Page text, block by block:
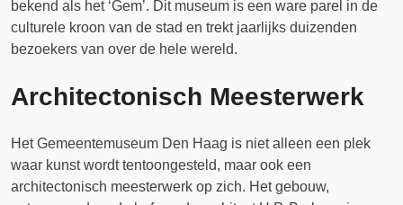
bekend als het ‘Gem’. Dit museum is een ware parel in de
culturele kroon van de stad en trekt jaarlijks duizenden
bezoekers van over de hele wereld.
Architectonisch Meesterwerk
Het Gemeentemuseum Den Haag is niet alleen een plek
waar kunst wordt tentoongesteld, maar ook een
architectonisch meesterwerk op zich. Het gebouw,